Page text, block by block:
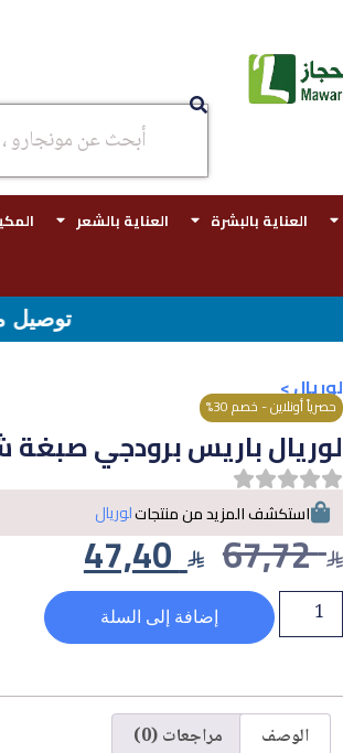
العناية بالبشرة العناية بالشعر
توصيل مجاني بجدة للطلبات فوق قيمه ال ١٠٠ ريال - شحن
لوريال>
حصرياً أونلاين - خصم 30%
لوريال باريس برودجي صبغة شعر 1.0
استكشف المزيد من منتجاتلوريال
67,72
47,40
إضافة إلى السلة
الوصف مراجعات (0)